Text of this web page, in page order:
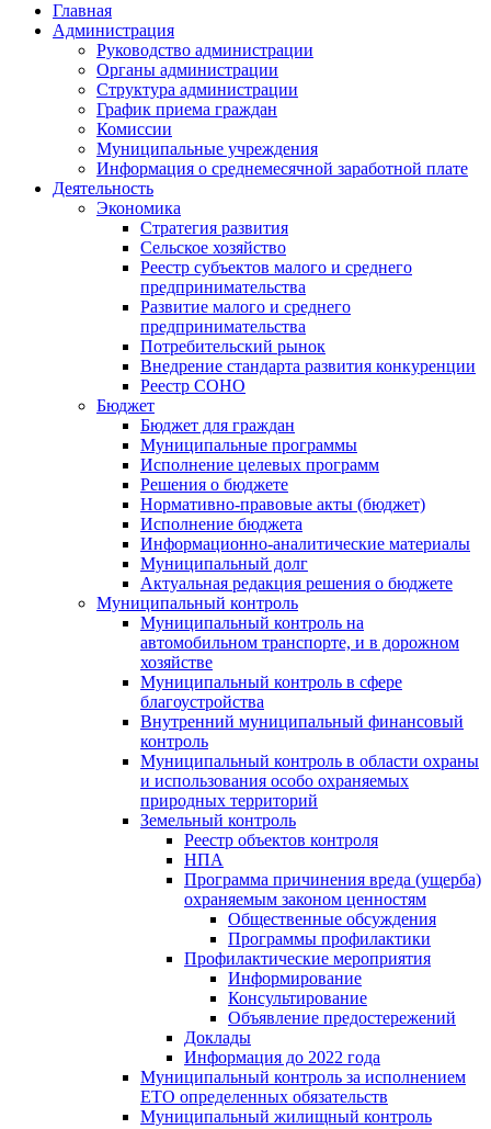
Главная
Администрация
Руководство администрации
Органы администрации
Структура администрации
График приема граждан
Комиссии
Муниципальные учреждения
Информация о среднемесячной заработной плате
Деятельность
Экономика
Стратегия развития
Сельское хозяйство
Реестр субъектов малого и среднего
предпринимательства
Развитие малого и среднего
предпринимательства
Потребительский рынок
Внедрение стандарта развития конкуренции
Реестр СОНО
Бюджет
Бюджет для граждан
Муниципальные программы
Исполнение целевых программ
Решения о бюджете
Нормативно-правовые акты (бюджет)
Исполнение бюджета
Информационно-аналитические материалы
Муниципальный долг
Актуальная редакция решения о бюджете
Муниципальный контроль
Муниципальный контроль на
автомобильном транспорте, и в дорожном
хозяйстве
Муниципальный контроль в сфере
благоустройства
Внутренний муниципальный финансовый
контроль
Муниципальный контроль в области охраны
и использования особо охраняемых
природных территорий
Земельный контроль
Реестр объектов контроля
НПА
Программа причинения вреда (ущерба)
охраняемым законом ценностям
Общественные обсуждения
Программы профилактики
Профилактические мероприятия
Информирование
Консультирование
Объявление предостережений
Доклады
Информация до 2022 года
Муниципальный контроль за исполнением
ЕТО определенных обязательств
Муниципальный жилищный контроль